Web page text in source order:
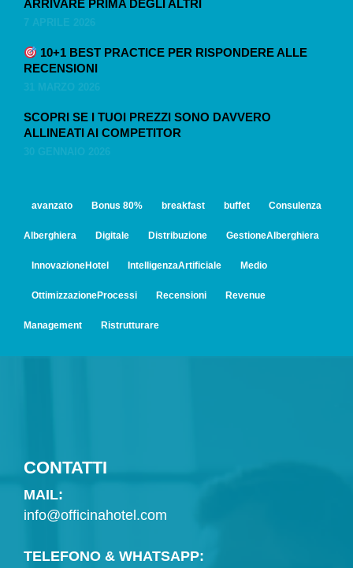
ARRIVARE PRIMA DEGLI ALTRI
7 APRILE 2026
10+1 BEST PRACTICE PER RISPONDERE ALLE
RECENSIONI
31 MARZO 2026
SCOPRI SE I TUOI PREZZI SONO DAVVERO
ALLINEATI AI COMPETITOR
30 GENNAIO 2026
avanzato Bonus 80% breakfast buffet Consulenza
Alberghiera Digitale Distribuzione GestioneAlberghiera
InnovazioneHotel IntelligenzaArtificiale Medio
OttimizzazioneProcessi Recensioni Revenue
Management Ristrutturare
CONTATTI
MAIL:
info@officinahotel.com
TELEFONO & WHATSAPP: